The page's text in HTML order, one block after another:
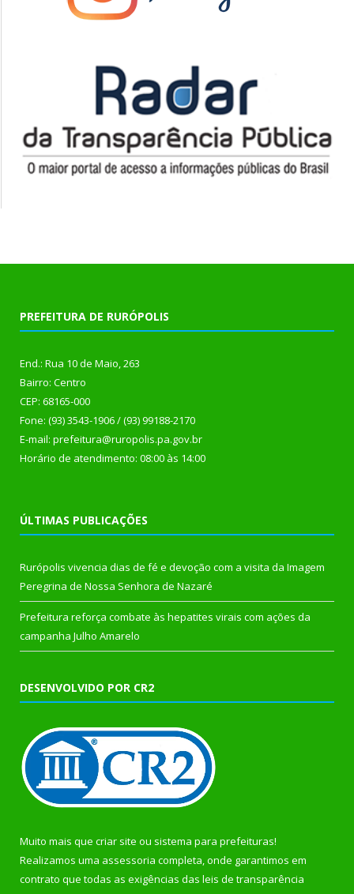
PREFEITURA DE RURÓPOLIS
End.: Rua 10 de Maio, 263
Bairro: Centro
CEP: 68165-000
Fone: (93) 3543-1906 / (93) 99188-2170
E-mail: prefeitura@ruropolis.pa.gov.br
Horário de atendimento: 08:00 às 14:00
ÚLTIMAS PUBLICAÇÕES
Rurópolis vivencia dias de fé e devoção com a visita da Imagem
Peregrina de Nossa Senhora de Nazaré
Prefeitura reforça combate às hepatites virais com ações da
campanha Julho Amarelo
DESENVOLVIDO POR CR2
Muito mais que criar site ou sistema para prefeituras!
Realizamos uma assessoria completa, onde garantimos em
contrato que todas as exigências das leis de transparência